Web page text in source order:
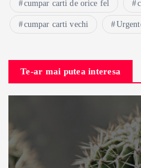
cumpar carti de orice fel
cumpar carti vechi
Te-ar mai putea interesa